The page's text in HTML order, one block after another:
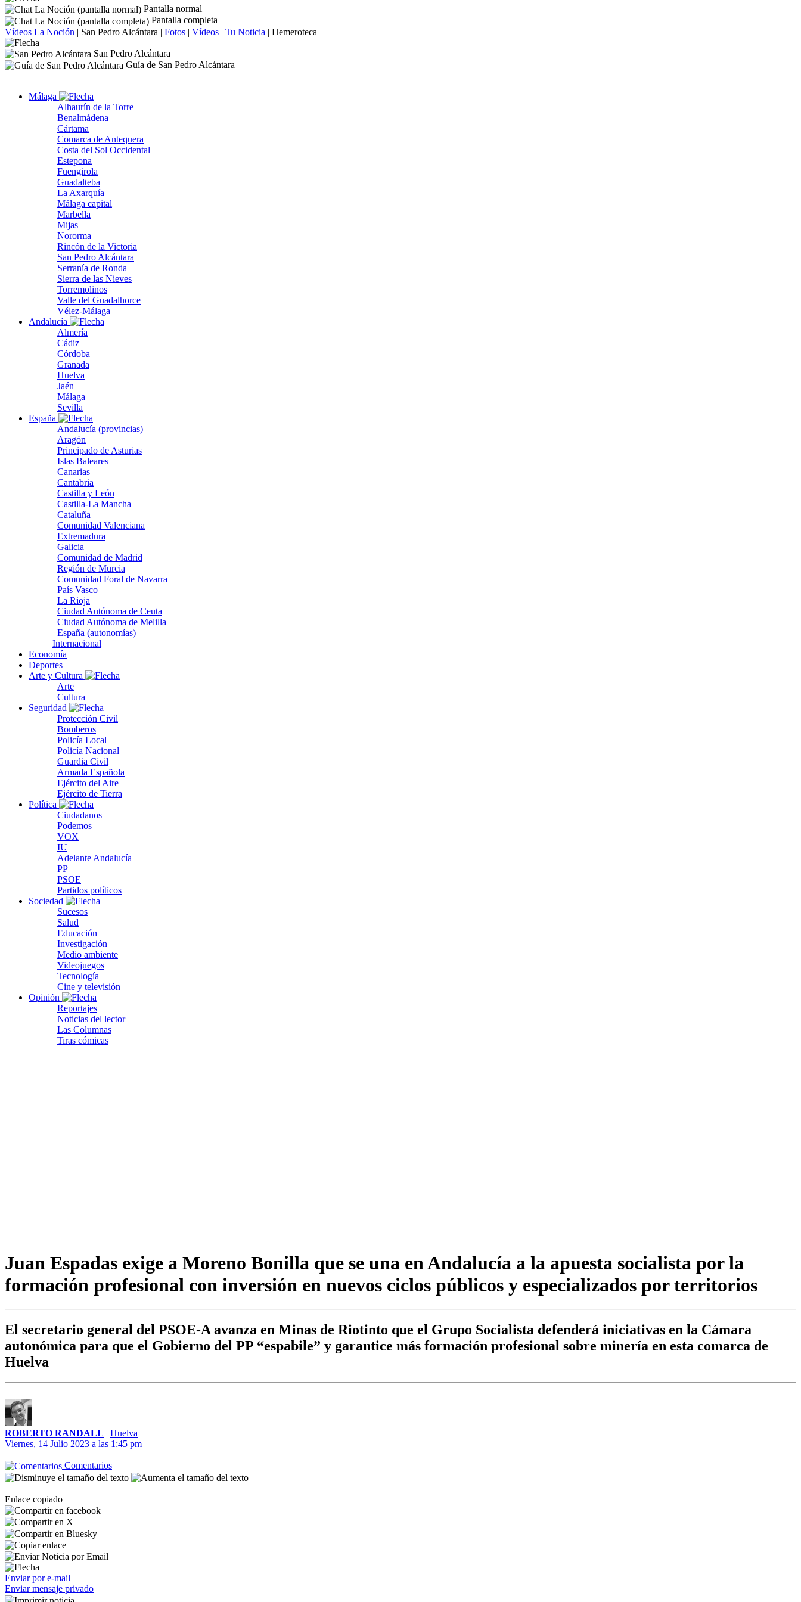
Pantalla normal
Pantalla completa
Vídeos La Noción | San Pedro Alcántara | Fotos | Vídeos | Tu Noticia | Hemeroteca
San Pedro Alcántara
Guía de San Pedro Alcántara
Málaga
Alhaurín de la Torre
Benalmádena
Cártama
Comarca de Antequera
Costa del Sol Occidental
Estepona
Fuengirola
Guadalteba
La Axarquía
Málaga capital
Marbella
Mijas
Nororma
Rincón de la Victoria
San Pedro Alcántara
Serranía de Ronda
Sierra de las Nieves
Torremolinos
Valle del Guadalhorce
Vélez-Málaga
Andalucía
Almería
Cádiz
Córdoba
Granada
Huelva
Jaén
Málaga
Sevilla
España
Andalucía (provincias)
Aragón
Principado de Asturias
Islas Baleares
Canarias
Cantabria
Castilla y León
Castilla-La Mancha
Cataluña
Comunidad Valenciana
Extremadura
Galicia
Comunidad de Madrid
Región de Murcia
Comunidad Foral de Navarra
País Vasco
La Rioja
Ciudad Autónoma de Ceuta
Ciudad Autónoma de Melilla
España (autonomías)
Internacional
Economía
Deportes
Arte y Cultura
Arte
Cultura
Seguridad
Protección Civil
Bomberos
Policía Local
Policía Nacional
Guardia Civil
Armada Española
Ejército del Aire
Ejército de Tierra
Política
Ciudadanos
Podemos
VOX
IU
Adelante Andalucía
PP
PSOE
Partidos políticos
Sociedad
Sucesos
Salud
Educación
Investigación
Medio ambiente
Videojuegos
Tecnología
Cine y televisión
Opinión
Reportajes
Noticias del lector
Las Columnas
Tiras cómicas
Juan Espadas exige a Moreno Bonilla que se una en Andalucía a la apuesta socialista por la
formación profesional con inversión en nuevos ciclos públicos y especializados por territorios
El secretario general del PSOE-A avanza en Minas de Riotinto que el Grupo Socialista defenderá iniciativas en la Cámara
autonómica para que el Gobierno del PP “espabile” y garantice más formación profesional sobre minería en esta comarca de
Huelva
ROBERTO RANDALL | Huelva
Viernes, 14 Julio 2023 a las 1:45 pm
Comentarios
Enlace copiado
Enviar por e-mail
Enviar mensaje privado